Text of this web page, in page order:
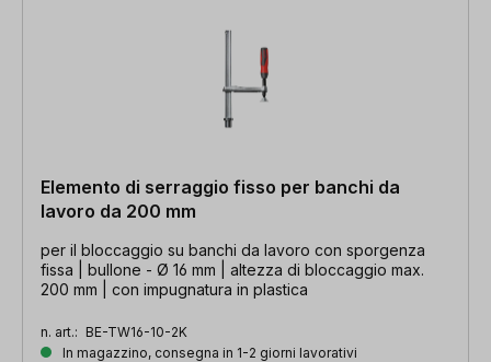
Elemento di serraggio fisso per banchi da
lavoro da 200 mm
per il bloccaggio su banchi da lavoro con sporgenza
fissa | bullone - Ø 16 mm | altezza di bloccaggio max.
200 mm | con impugnatura in plastica
n. art.: BE-TW16-10-2K
In magazzino, consegna in 1-2 giorni lavorativi